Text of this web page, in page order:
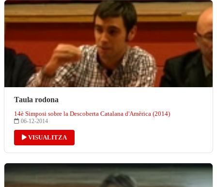
Taula rodona
14è Simposi sobre la Descoberta Catalana d'Amèrica (2014)
06-12-2014
VISUALITZA